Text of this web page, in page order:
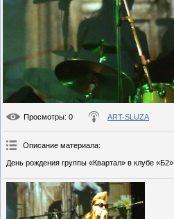
Просмотры: 0 ART-SLUZA
Описание материала:
День рождения группы «Квартал» в клубе «Б2».